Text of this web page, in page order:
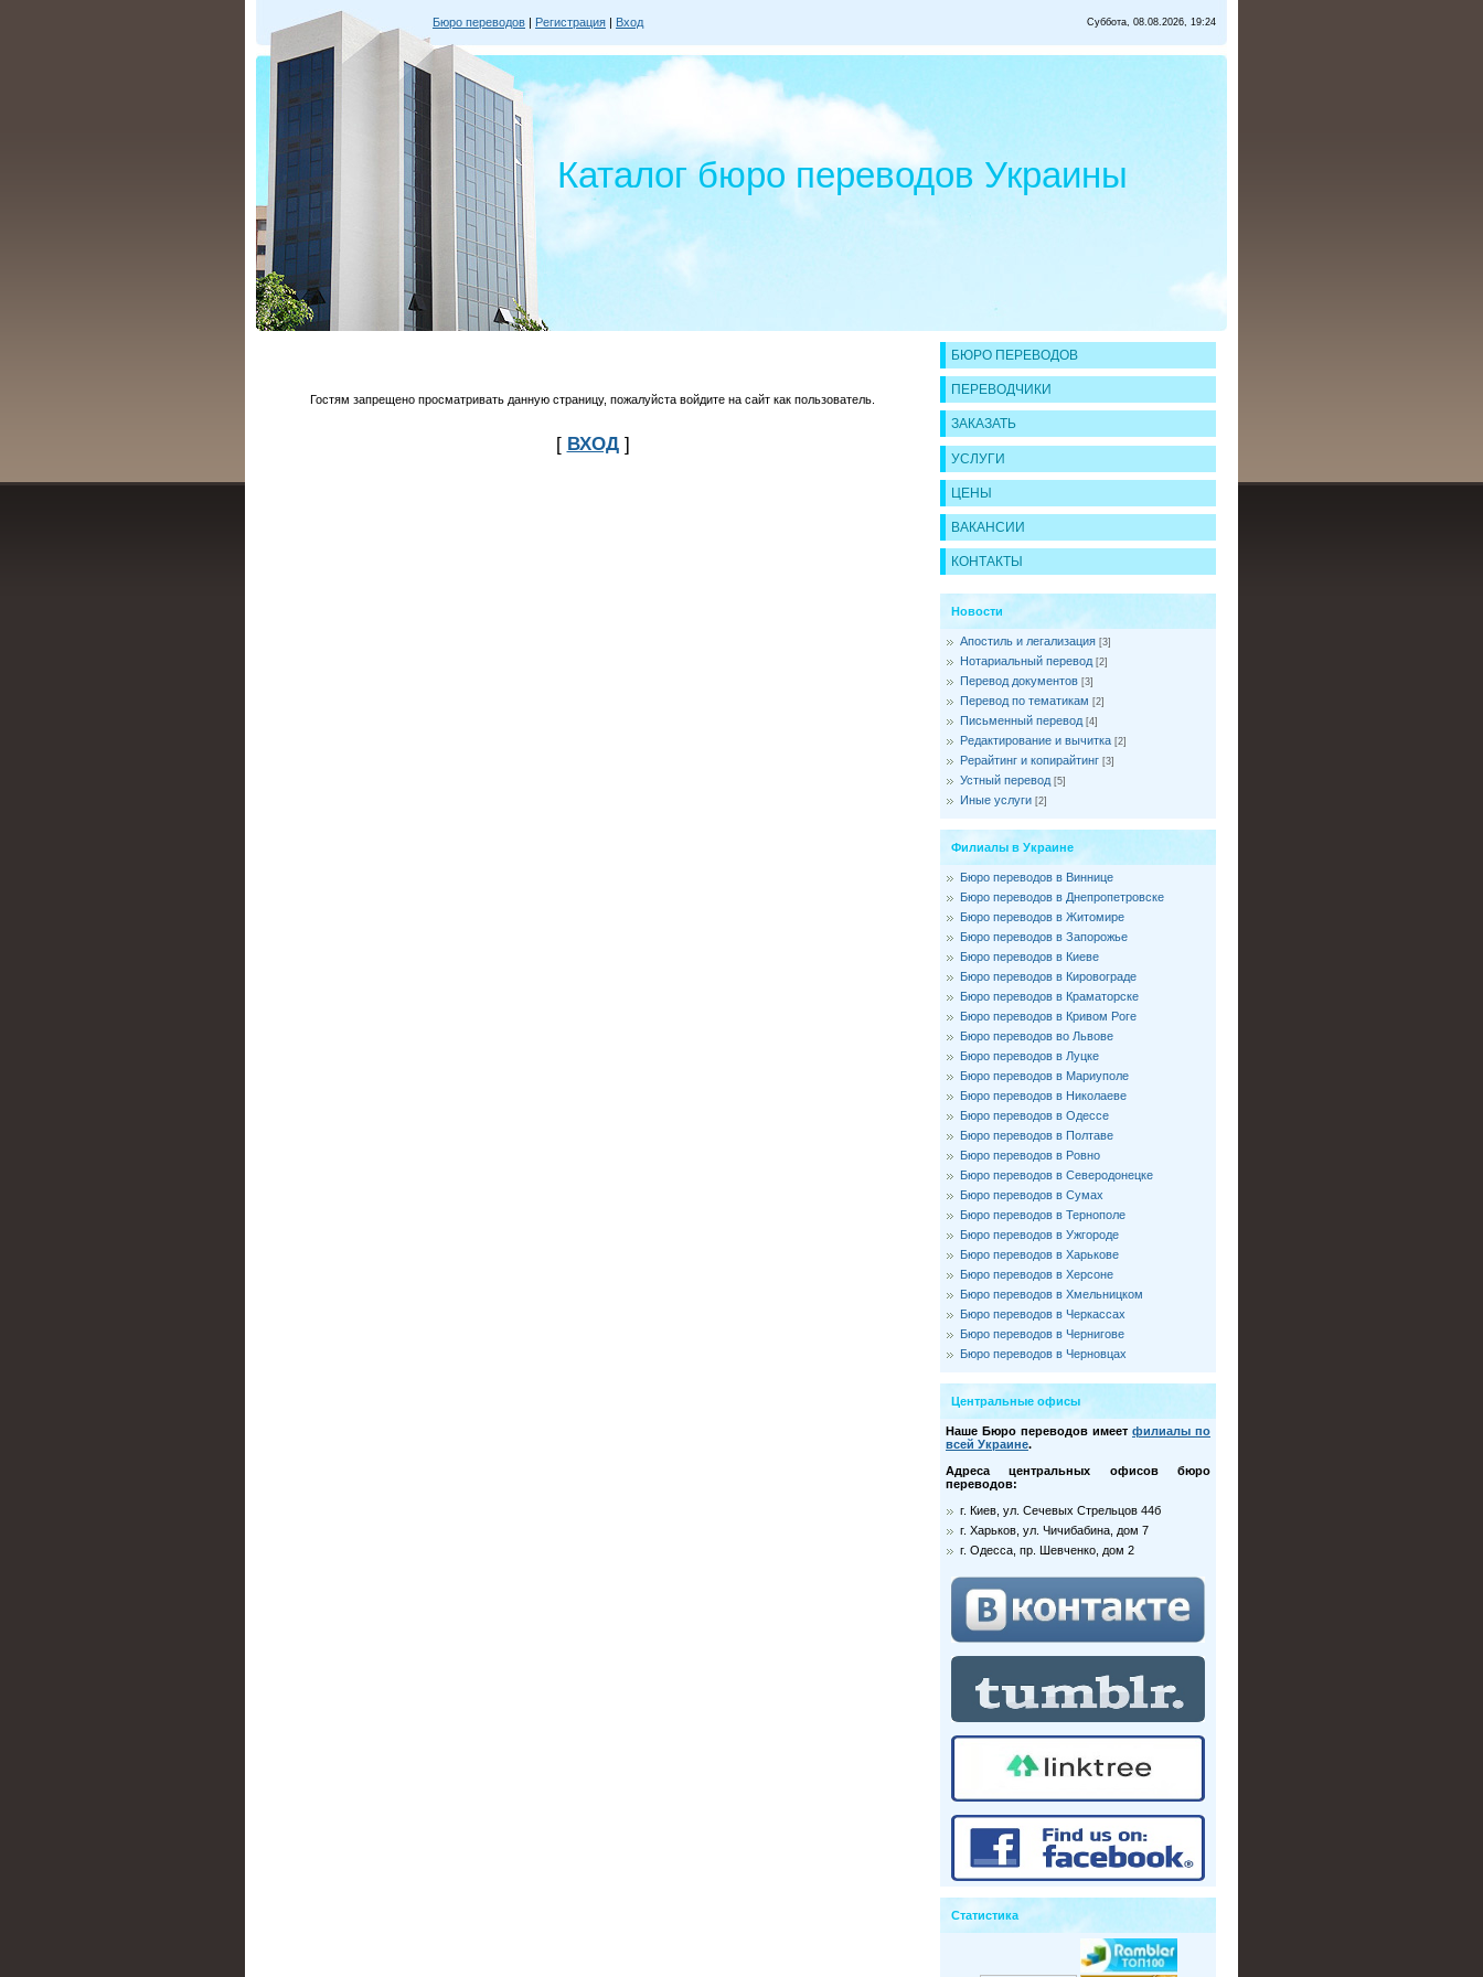
Бюро переводов | Регистрация | Вход Суббота, 08.08.2026, 19:24
Каталог бюро переводов Украины
Гостям запрещено просматривать данную страницу, пожалуйста войдите на сайт как пользователь.
[ ВХОД]
БЮРО ПЕРЕВОДОВ
ПЕРЕВОДЧИКИ
ЗАКАЗАТЬ
УСЛУГИ
ЦЕНЫ
ВАКАНСИИ
КОНТАКТЫ
Новости
Апостиль и легализация [3]
Нотариальный перевод [2]
Перевод документов [3]
Перевод по тематикам [2]
Письменный перевод [4]
Редактирование и вычитка [2]
Рерайтинг и копирайтинг [3]
Устный перевод [5]
Иные услуги [2]
Филиалы в Украине
Бюро переводов в Виннице
Бюро переводов в Днепропетровске
Бюро переводов в Житомире
Бюро переводов в Запорожье
Бюро переводов в Киеве
Бюро переводов в Кировограде
Бюро переводов в Краматорске
Бюро переводов в Кривом Роге
Бюро переводов во Львове
Бюро переводов в Луцке
Бюро переводов в Мариуполе
Бюро переводов в Николаеве
Бюро переводов в Одессе
Бюро переводов в Полтаве
Бюро переводов в Ровно
Бюро переводов в Северодонецке
Бюро переводов в Сумах
Бюро переводов в Тернополе
Бюро переводов в Ужгороде
Бюро переводов в Харькове
Бюро переводов в Херсоне
Бюро переводов в Хмельницком
Бюро переводов в Черкассах
Бюро переводов в Чернигове
Бюро переводов в Черновцах
Центральные офисы
Наше Бюро переводов имеет филиалы по
всей Украине.
Адреса центральных офисов бюро
переводов:
г. Киев, ул. Сечевых Стрельцов 44б
г. Харьков, ул. Чичибабина, дом 7
г. Одесса, пр. Шевченко, дом 2
Статистика